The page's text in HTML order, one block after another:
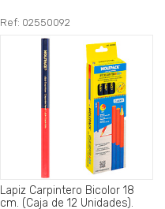
Ref: 02550092
Lapiz Carpintero Bicolor 18
cm. (Caja de 12 Unidades).